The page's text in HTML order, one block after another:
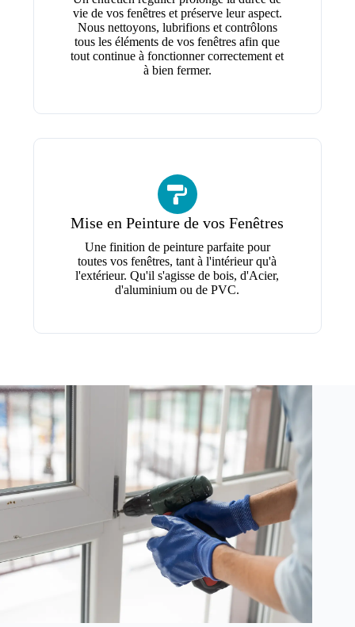
vie de vos fenêtres et préserve leur aspect.
Nous nettoyons, lubrifions et contrôlons
tous les éléments de vos fenêtres afin que
tout continue à fonctionner correctement et
à bien fermer.
Mise en Peinture de vos Fenêtres
Une finition de peinture parfaite pour
toutes vos fenêtres, tant à l'intérieur qu'à
l'extérieur. Qu'il s'agisse de bois, d'Acier,
d'aluminium ou de PVC.